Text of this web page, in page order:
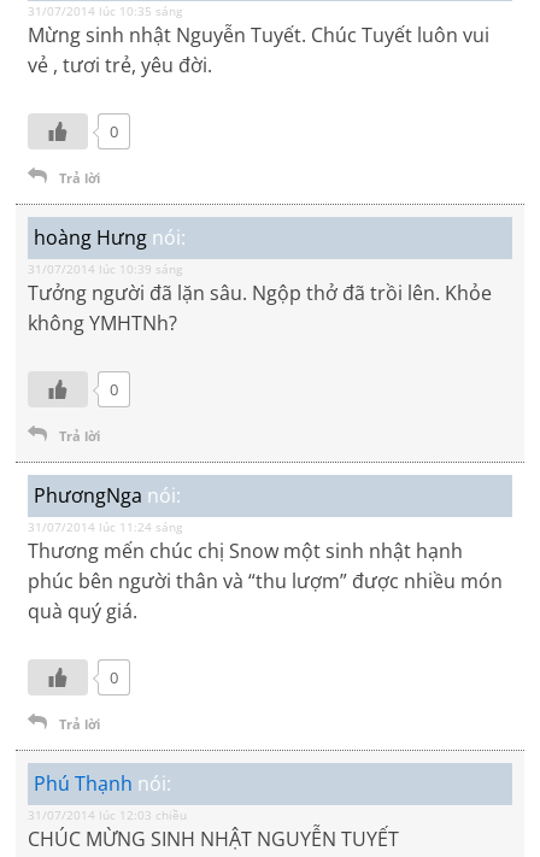
31/07/2014 lúc 10:35 sáng
Mừng sinh nhật Nguyễn Tuyết. Chúc Tuyết luôn vui
vẻ , tươi trẻ, yêu đời.
0
Trả lời
hoàng Hưng nói:
31/07/2014 lúc 10:39 sáng
Tưởng người đã lặn sâu. Ngộp thở đã trồi lên. Khỏe
không YMHTNh?
0
Trả lời
PhươngNga nói:
31/07/2014 lúc 11:24 sáng
Thương mến chúc chị Snow một sinh nhật hạnh
phúc bên người thân và “thu lượm” được nhiều món
quà quý giá.
0
Trả lời
Phú Thạnh nói:
31/07/2014 lúc 12:03 chiều
CHÚC MỪNG SINH NHẬT NGUYỄN TUYẾT